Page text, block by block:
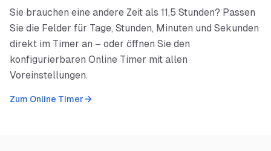
Sie brauchen eine andere Zeit als 11,5 Stunden? Passen
Sie die Felder für Tage, Stunden, Minuten und Sekunden
direkt im Timer an – oder öffnen Sie den
konfigurierbaren Online Timer mit allen
Voreinstellungen.
Zum Online Timer